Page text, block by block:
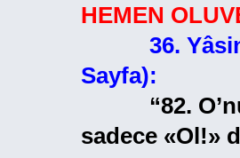
HEMEN
36.
Sayfa):
“82.
sadece «Ol!»